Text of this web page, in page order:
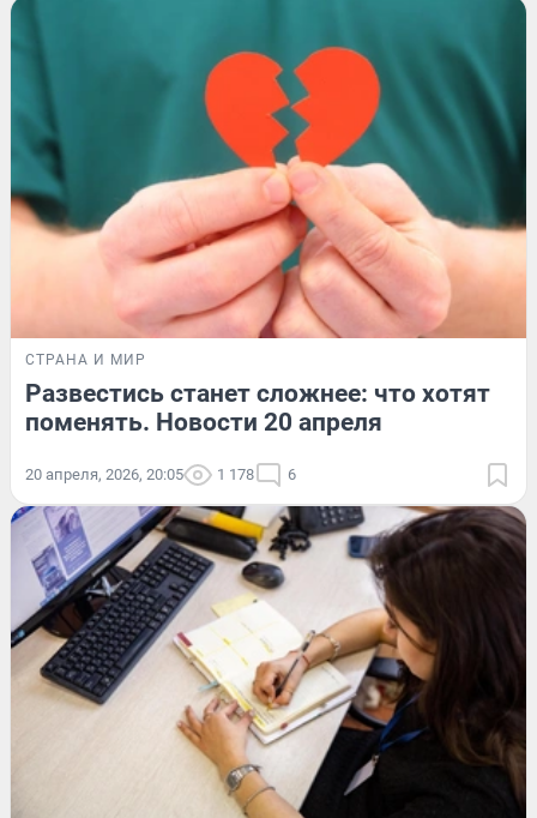
СТРАНА И МИР
Развестись станет сложнее: что хотят
поменять. Новости 20 апреля
20 апреля, 2026, 20:05 1 178 6